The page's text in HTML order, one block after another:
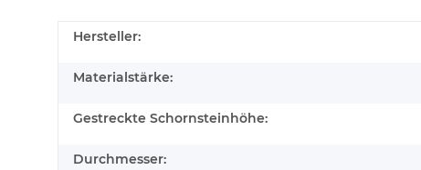
Hersteller:
Materialstärke:
Gestreckte Schornsteinhöhe:
Durchmesser: